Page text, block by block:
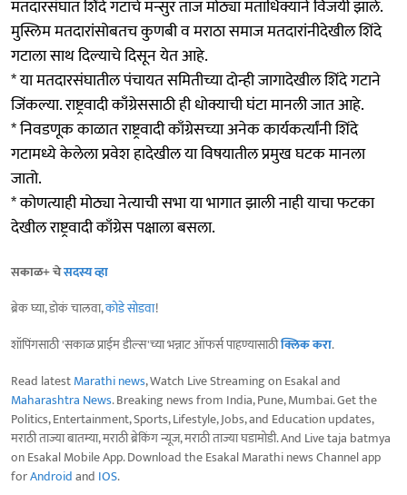
मतदारसंघात शिंदे गटाचे मन्सुर ताज मोठ्या मताधिक्याने विजयी झाले.
मुस्लिम मतदारांसोबतच कुणबी व मराठा समाज मतदारांनीदेखील शिंदे
गटाला साथ दिल्याचे दिसून येत आहे.
* या मतदारसंघातील पंचायत समितीच्या दोन्ही जागादेखील शिंदे गटाने
जिंकल्या. राष्ट्रवादी काँग्रेससाठी ही धोक्याची घंटा मानली जात आहे.
* निवडणूक काळात राष्ट्रवादी काँग्रेसच्या अनेक कार्यकर्त्यांनी शिंदे
गटामध्ये केलेला प्रवेश हादेखील या विषयातील प्रमुख घटक मानला
जातो.
* कोणत्याही मोठ्या नेत्याची सभा या भागात झाली नाही याचा फटका
देखील राष्ट्रवादी काँग्रेस पक्षाला बसला.
सकाळ+ चेसदस्य व्हा
ब्रेक घ्या, डोकं चालवा,कोडे सोडवा!
शॉपिंगसाठी 'सकाळ प्राईम डील्स'च्या भन्नाट ऑफर्स पाहण्यासाठीक्लिक करा.
Read latestMarathi news, Watch Live Streaming on Esakal and
Maharashtra News. Breaking news from India, Pune, Mumbai. Get the
Politics, Entertainment, Sports, Lifestyle, Jobs, and Education updates,
मराठी ताज्या बातम्या, मराठी ब्रेकिंग न्यूज, मराठी ताज्या घडामोडी. And Live taja batmya
on Esakal Mobile App. Download the Esakal Marathi news Channel app
forAndroidand IOS.